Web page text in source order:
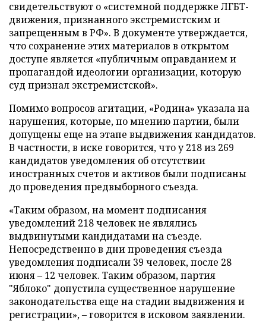
свидетельствуют о «системной поддержке ЛГБТ-
движения, признанного экстремистским и
запрещенным в РФ». В документе утверждается,
что сохранение этих материалов в открытом
доступе является «публичным оправданием и
пропагандой идеологии организации, которую
суд признал экстремистской».
Помимо вопросов агитации, «Родина» указала на
нарушения, которые, по мнению партии, были
допущены еще на этапе выдвижения кандидатов.
В частности, в иске говорится, что у 218 из 269
кандидатов уведомления об отсутствии
иностранных счетов и активов были подписаны
до проведения предвыборного съезда.
«Таким образом, на момент подписания
уведомлений 218 человек не являлись
выдвинутыми кандидатами на съезде.
Непосредственно в дни проведения съезда
уведомления подписали 39 человек, после 28
июня – 12 человек. Таким образом, партия
"Яблоко" допустила существенное нарушение
законодательства еще на стадии выдвижения и
регистрации», – говорится в исковом заявлении.